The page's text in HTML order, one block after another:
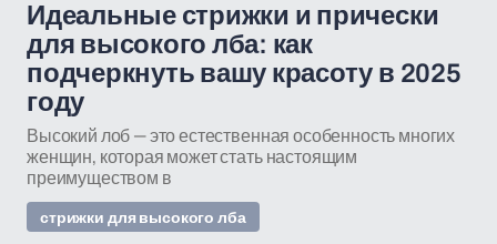
Идеальные стрижки и прически
для высокого лба: как
подчеркнуть вашу красоту в 2025
году
Высокий лоб — это естественная особенность многих
женщин, которая может стать настоящим
преимуществом в
стрижки для высокого лба